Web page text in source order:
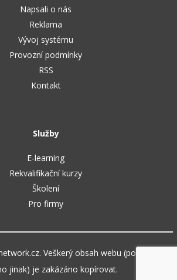
Napsali o nás
Reklama
Vývoj systému
Provozní podmínky
RSS
Kontakt
Služby
E-learning
Rekvalifikační kurzy
Školení
Pro firmy
Veškerý obsah webu (pokud není
jinak) je zakázáno kopírovat.